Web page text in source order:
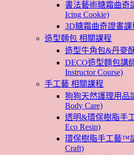
書法藝術糖霜曲奇
Icing Cookie)
3D糖霜曲奇證書
造型麵包 相關課程
造型牛角包&丹麥
DECO造型麵包講
Instructor Course)
手工藝 相關課程
狗狗天然護理用品
Body Care)
透明&環保樹脂手
Eco Resin)
環保樹脂手工藝™
Craft)